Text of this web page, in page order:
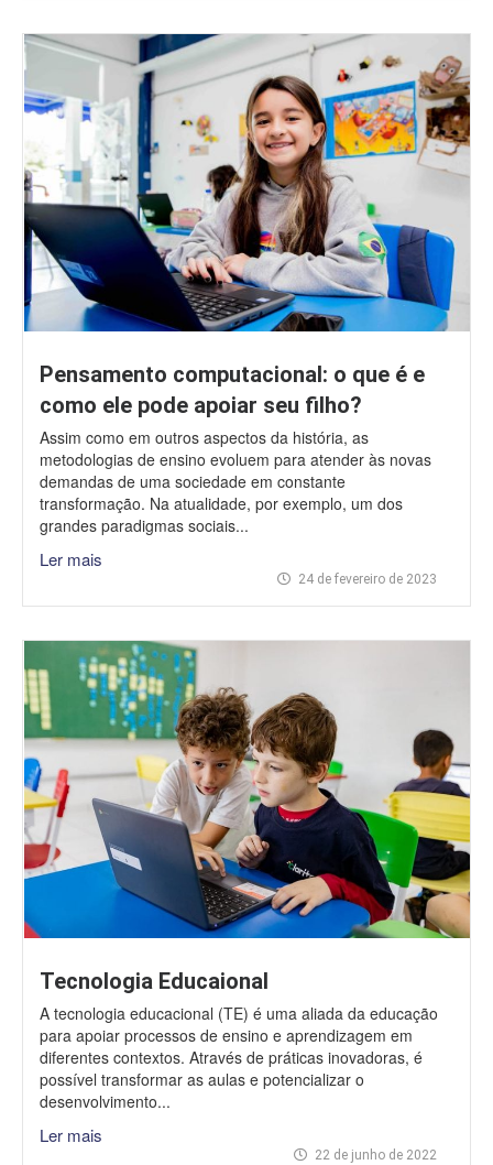
Pensamento computacional: o que é e
como ele pode apoiar seu filho?
Assim como em outros aspectos da história, as
metodologias de ensino evoluem para atender às novas
demandas de uma sociedade em constante
transformação. Na atualidade, por exemplo, um dos
grandes paradigmas sociais...
Ler mais
24 de fevereiro de 2023
Tecnologia Educaional
A tecnologia educacional (TE) é uma aliada da educação
para apoiar processos de ensino e aprendizagem em
diferentes contextos. Através de práticas inovadoras, é
possível transformar as aulas e potencializar o
desenvolvimento...
Ler mais
22 de junho de 2022